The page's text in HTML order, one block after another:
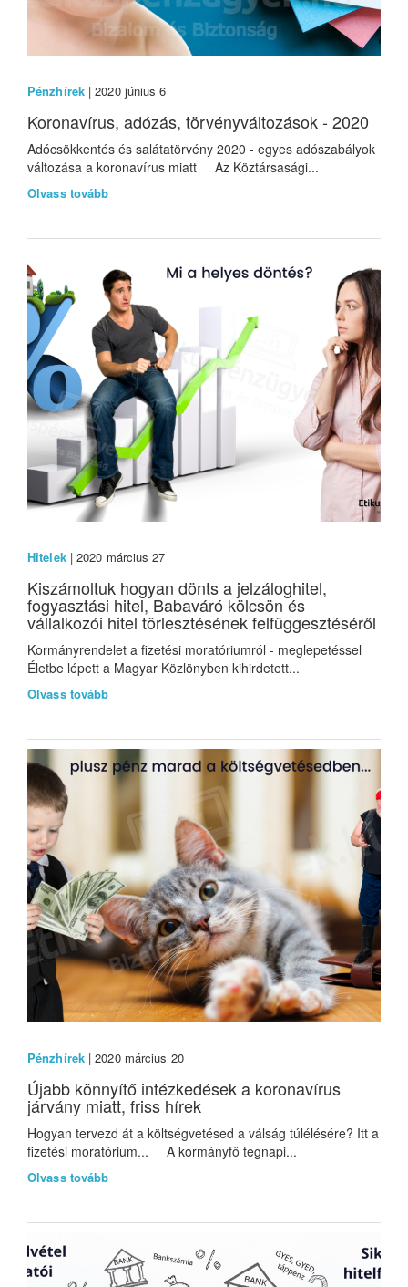
Pénzhírek| 2020 június 6
Koronavírus, adózás, törvényváltozások - 2020
Adócsökkentés és salátatörvény 2020 - egyes adószabályok
változása a koronavírus miatt Az Köztársasági...
Olvass tovább
Hitelek| 2020 március 27
Kiszámoltuk hogyan dönts a jelzáloghitel,
fogyasztási hitel, Babaváró kölcsön és
vállalkozói hitel törlesztésének felfüggesztéséről
Kormányrendelet a fizetési moratóriumról - meglepetéssel
Életbe lépett a Magyar Közlönyben kihirdetett...
Olvass tovább
Pénzhírek| 2020 március 20
Újabb könnyítő intézkedések a koronavírus
járvány miatt, friss hírek
Hogyan tervezd át a költségvetésed a válság túlélésére? Itt a
fizetési moratórium... A kormányfő tegnapi...
Olvass tovább